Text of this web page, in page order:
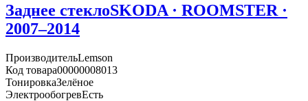
Заднее стеклоSKODA · ROOMSTER ·
2007–2014
ПроизводительLemson
Код товара00000008013
ТонировкаЗелёное
ЭлектрообогревЕсть